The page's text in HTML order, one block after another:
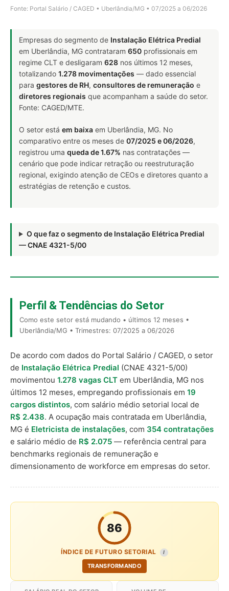
Fonte: Portal Salário / CAGED • Uberlândia/MG • 07/2025 a 06/2026
Empresas do segmento de Instalação Elétrica Predial
em Uberlândia, MG contrataram 650 profissionais em
regime CLT e desligaram 628 nos últimos 12 meses,
totalizando 1.278 movimentações — dado essencial
para gestores de RH, consultores de remuneração e
diretores regionais que acompanham a saúde do setor.
Fonte: CAGED/MTE.
O setor está em baixa em Uberlândia, MG. No
comparativo entre os meses de 07/2025 e 06/2026,
registrou uma queda de 1.67% nas contratações —
cenário que pode indicar retração ou reestruturação
regional, exigindo atenção de CEOs e diretores quanto a
estratégias de retenção e custos.
O que faz o segmento de Instalação Elétrica Predial
— CNAE 4321-5/00
Perfil & Tendências do Setor
Como este setor está mudando • últimos 12 meses •
Uberlândia/MG • Trimestres: 07/2025 a 06/2026
De acordo com dados do Portal Salário / CAGED, o setor
de Instalação Elétrica Predial (CNAE 4321-5/00)
movimentou 1.278 vagas CLT em Uberlândia, MG nos
últimos 12 meses, empregando profissionais em 19
cargos distintos, com salário médio setorial local de
R$ 2.438. A ocupação mais contratada em Uberlândia,
MG é Eletricista de instalações, com 354 contratações
e salário médio de R$ 2.075 — referência central para
benchmarks regionais de remuneração e
dimensionamento de workforce em empresas do setor.
86
ÍNDICE DE FUTURO SETORIAL I
TRANSFORMANDO